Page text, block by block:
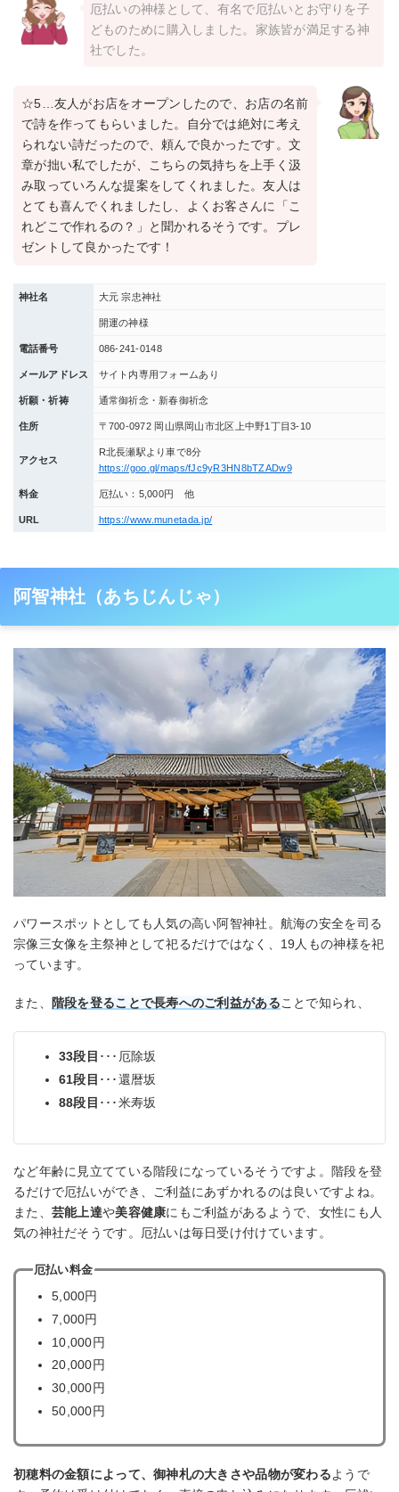
厄払いの神様として、有名で厄払いとお守りを子
どものために購入しました。家族皆が満足する神
社でした。
☆5…友人がお店をオープンしたので、お店の名前
で詩を作ってもらいました。自分では絶対に考え
られない詩だったので、頼んで良かったです。文
章が拙い私でしたが、こちらの気持ちを上手く汲
み取っていろんな提案をしてくれました。友人は
とても喜んでくれましたし、よくお客さんに「こ
れどこで作れるの？」と聞かれるそうです。プレ
ゼントして良かったです！
神社名 大元 宗忠神社
開運の神様
電話番号 086‐241‐0148
メールアドレス サイト内専用フォームあり
祈願・祈祷 通常御祈念・新春御祈念
住所 〒700-0972 岡山県岡山市北区上中野1丁目3‐10
アクセス
R北長瀬駅より車で8分
https://goo.gl/maps/fJc9yR3HN8bTZADw9
料金 厄払い：5,000円 他
URL https://www.munetada.jp/
阿智神社（あちじんじゃ）
パワースポットとしても人気の高い阿智神社。航海の安全を司る
宗像三女像を主祭神として祀るだけではなく、19人もの神様を祀
っています。
また、 階段を登ることで長寿へのご利益があることで知られ、
33段目 ･･･厄除坂
61段目 ･･･還暦坂
88段目 ･･･米寿坂
など年齢に見立てている階段になっているそうですよ。階段を登
るだけで厄払いができ、ご利益にあずかれるのは良いですよね。
また、 芸能上達や美容健康にもご利益があるようで、女性にも人
気の神社だそうです。厄払いは毎日受け付けています。
厄払い料金
5,000円
7,000円
10,000円
20,000円
30,000円
50,000円
初穂料の金額によって、御神札の大きさや品物が変わるようで